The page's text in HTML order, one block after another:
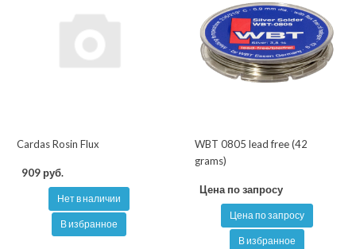
Cardas Rosin Flux
909 руб.
Нет в наличии
В избранное
WBT 0805 lead free (42
grams)
Цена по запросу
Цена по запросу
В избранное